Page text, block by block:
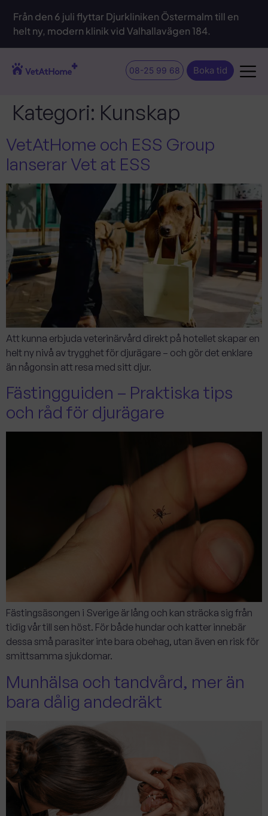
Från den 6 juli flyttar Djurkliniken Östermalm till en
helt ny, modern klinik vid Valhallavägen 184.
08-25 99 68 Boka tid
Kategori: Kunskap
VetAtHome och ESS Group
lanserar Vet at ESS
Att kunna erbjuda veterinärvård direkt på hotellet skapar en
helt ny nivå av trygghet för djurägare – och gör det enklare
än någonsin att resa med sitt djur.
Fästingguiden – Praktiska tips
och råd för djurägare
Fästingsäsongen i Sverige är lång och kan sträcka sig från
tidig vår till sen höst. För både hundar och katter innebär
dessa små parasiter inte bara obehag, utan även en risk för
smittsamma sjukdomar.
Munhälsa och tandvård, mer än
bara dålig andedräkt